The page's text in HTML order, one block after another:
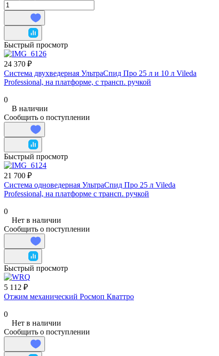
Быстрый просмотр
24 370 ₽
Система двухведерная УльтраСпид Про 25 л и 10 л Vileda
Professional, на платформе, с трансп. ручкой
0
В наличии
Сообщить о поступлении
Быстрый просмотр
21 700 ₽
Система одноведерная УльтраСпид Про 25 л Vileda
Professional, на платформе с трансп. ручкой
0
Нет в наличии
Сообщить о поступлении
Быстрый просмотр
5 112 ₽
Отжим механический Росмоп Кваттро
0
Нет в наличии
Сообщить о поступлении